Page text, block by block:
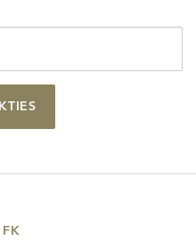
FK